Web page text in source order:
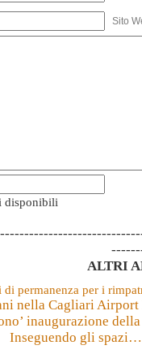
Sito
disponibili
ALTRI
di permanenza per i
nella Cagliari
inaugurazione
Inseguendo gli